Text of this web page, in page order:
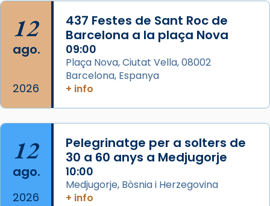
Acompanyant la història de sant Cugat, a
partir de l’Edat Mitjana sorgeix la tradició
que les santes Juliana (“relatiu a Júlia”) i
Semproniana (“relatiu a Semprònia =
eterna”) són deixebles seves. I l’any 1667, el
frare Joan Gaspar Roig, afirma en una obra
que les santes són filles de l’antiga Iluro.
Mataró en reivindicarà les relíq
Foto
View on Facebook ·
12
ago.
2026
437 Festes de Sant Roc de
Barcelona a la plaça Nova
09:00
Plaça Nova, Ciutat Vella, 08002
Barcelona, Espanya
+ info
12
ago.
2026
Pelegrinatge per a solters de
30 a 60 anys a Medjugorje
10:00
Medjugorje, Bòsnia i Herzegovina
+ info